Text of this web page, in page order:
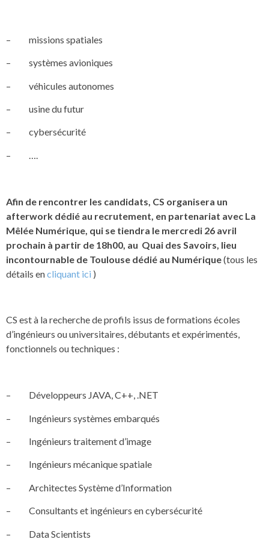
– missions spatiales
– systèmes avioniques
– véhicules autonomes
– usine du futur
– cybersécurité
– ….
Afin de rencontrer les candidats, CS organisera un
afterwork dédié au recrutement, en partenariat avec La
Mêlée Numérique, qui se tiendra le mercredi 26 avril
prochain à partir de 18h00, au Quai des Savoirs, lieu
incontournable de Toulouse dédié au Numérique(tous les
détails encliquant ici )
CS est à la recherche de profils issus de formations écoles
d’ingénieurs ou universitaires, débutants et expérimentés,
fonctionnels ou techniques :
– Développeurs JAVA, C++, .NET
– Ingénieurs systèmes embarqués
– Ingénieurs traitement d’image
– Ingénieurs mécanique spatiale
– Architectes Système d’Information
– Consultants et ingénieurs en cybersécurité
– Data Scientists